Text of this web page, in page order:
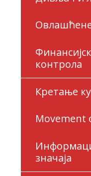
контрола
Кретање
Movement
значаја